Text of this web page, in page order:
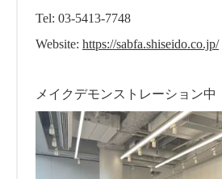
Tel: 03-5413-7748
Website: https://sabfa.shiseido.co.jp/
メイクデモンストレーション中